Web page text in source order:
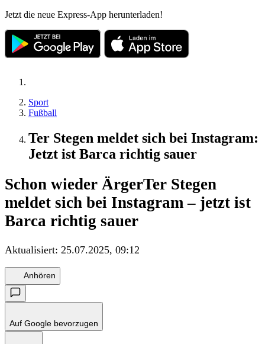
Jetzt die neue Express-App herunterladen!
Sport
Fußball
Ter Stegen meldet sich bei Instagram:
Jetzt ist Barca richtig sauer
Schon wieder ÄrgerTer Stegen
meldet sich bei Instagram – jetzt ist
Barca richtig sauer
Aktualisiert: 25.07.2025, 09:12
Anhören
Auf Google bevorzugen